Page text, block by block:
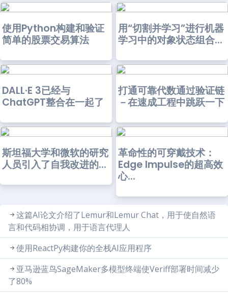
使用Python构建和验证
简单的股票交易算法
用“切割并学习”进行机器
学习中的对象状态组合...
DALL·E 3已经与
ChatGPT整合在一起了
打通可靠代数通过验证链
－在速成工程中跳跃一下
斯坦福大学和微软的研究
人员引入了自我改进的...
革命性的可穿戴技术：
Edge Impulse的超高效
心...
这篇AI论文介绍了Lemur和Lemur Chat，用于使自然语
言和代码相协调，用于语言代理人
使用ReactPy构建你的全栈AI应用程序
亚马逊蓝鸟SageMaker多模型终端使Veriff部署时间减少
了80%